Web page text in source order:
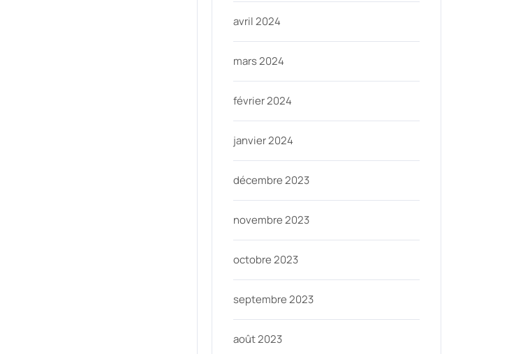
avril 2024
mars 2024
février 2024
janvier 2024
décembre 2023
novembre 2023
octobre 2023
septembre 2023
août 2023